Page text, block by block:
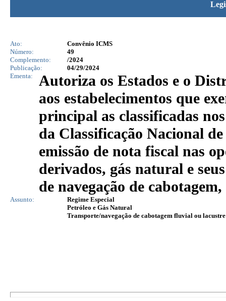
Ato:
Convênio ICMS
Número:
49
Complemento:
/2024
Publicação:
04/29/2024
Ementa:
Autoriza os Estados e o
aos estabelecimentos que
principal as classificadas
da Classificação Nacional
emissão de nota fiscal nas
derivados, gás natural e
de navegação de
Assunto:
Regime Especial
Petróleo e Gás Natural
Transporte/navegação de cabotagem fluvial ou lacustre